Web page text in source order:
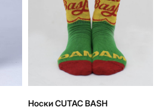
Носки CUTAC BASH